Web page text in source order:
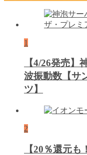
1
【4/26発売】
波振動数【サ
ツ】
2
【20％還元も